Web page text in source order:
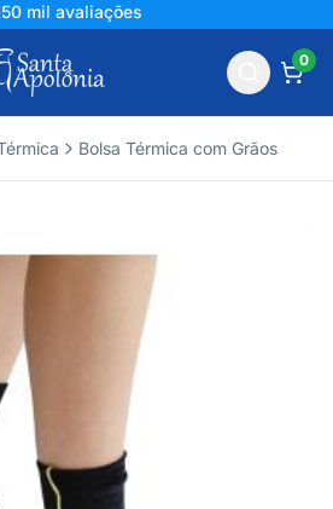
mil avaliações
0
Bolsa Térmica com Grãos